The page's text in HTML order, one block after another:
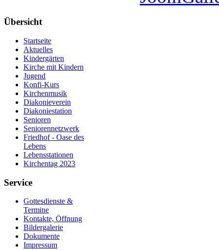
Übersicht
Startseite
Aktuelles
Kindergärten
Kirche mit Kindern
Jugend
Konfi-Kurs
Kirchenmusik
Diakonieverein
Diakoniestation
Senioren
Seniorennetzwerk
Friedhof - Oase des
Lebens
Lebensstationen
Kirchentag 2023
Service
Gottesdienste &
Termine
Kontakte, Öffnung
Bildergalerie
Dokumente
Impressum